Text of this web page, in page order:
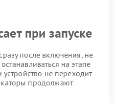
при запуске
после включения, не
на этапе
устройство не переходит
продолжают
после скачков